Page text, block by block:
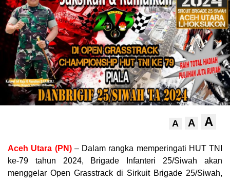
A A A
Aceh Utara (PN)– Dalam rangka memperingati HUT TNI
ke-79 tahun 2024, Brigade Infanteri 25/Siwah akan
menggelar Open Grasstrack di Sirkuit Brigade 25/Siwah,